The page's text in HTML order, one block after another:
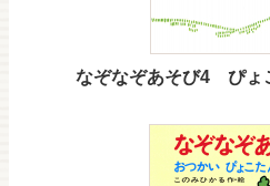
なぞなぞあそび4 ぴょ